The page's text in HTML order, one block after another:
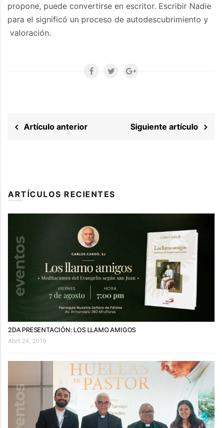
propone, puede convertirse en escritor. Escribir Nadie
para el significó un proceso de autodescubrimiento y
valoración.
Artículo anterior Siguiente artículo
ARTÍCULOS RECIENTES
2DA PRESENTACIÓN: LOS LLAMO AMIGOS
Abril 24, 2019